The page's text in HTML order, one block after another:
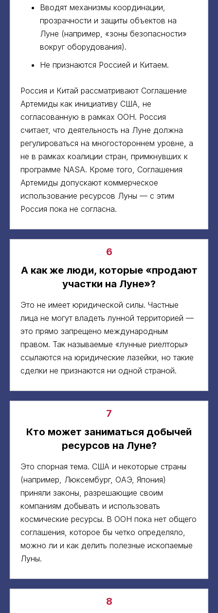
Вводят механизмы координации,
прозрачности и защиты объектов на
Луне (например, «зоны безопасности»
вокруг оборудования).
Не признаются Россией и Китаем.
Россия и Китай рассматривают Соглашение
Артемиды как инициативу США, не
согласованную в рамках ООН. Россия
считает, что деятельность на Луне должна
регулироваться на многостороннем уровне, а
не в рамках коалиции стран, примкнувших к
программе NASA. Кроме того, Соглашения
Артемиды допускают коммерческое
использование ресурсов Луны — с этим
Россия пока не согласна.
6
А как же люди, которые «продают
участки на Луне»?
Это не имеет юридической силы. Частные
лица не могут владеть лунной территорией —
это прямо запрещено международным
правом. Так называемые «лунные риелторы»
ссылаются на юридические лазейки, но такие
сделки не признаются ни одной страной.
7
Кто может заниматься добычей
ресурсов на Луне?
Это спорная тема. США и некоторые страны
(например, Люксембург, ОАЭ, Япония)
приняли законы, разрешающие своим
компаниям добывать и использовать
космические ресурсы. В ООН пока нет общего
соглашения, которое бы четко определяло,
можно ли и как делить полезные ископаемые
Луны.
8